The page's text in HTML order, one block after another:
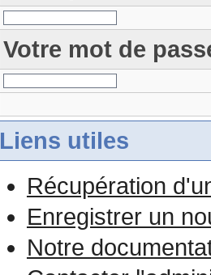
Votre mot de
Liens utiles
Récupération
Enregistrer un
Notre